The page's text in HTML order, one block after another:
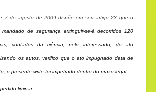
7 de agosto de 2009 dispõe em seu artigo 23 que o
de segurança extinguir-se-á decorridos 120
contados da ciência, pelo interessado, do ato
os autos, verifico que o ato impugnado data de
o presente write foi impetrado dentro do prazo legal.
liminar.